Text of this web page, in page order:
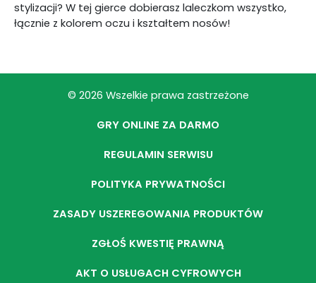
stylizacji? W tej gierce dobierasz laleczkom wszystko,
łącznie z kolorem oczu i kształtem nosów!
© 2026 Wszelkie prawa zastrzeżone
GRY ONLINE ZA DARMO
REGULAMIN SERWISU
POLITYKA PRYWATNOŚCI
ZASADY USZEREGOWANIA PRODUKTÓW
ZGŁOŚ KWESTIĘ PRAWNĄ
AKT O USŁUGACH CYFROWYCH